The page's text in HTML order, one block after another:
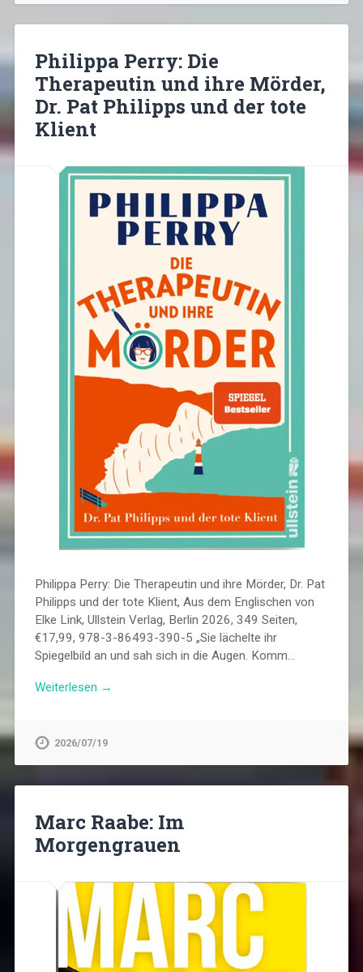
Philippa Perry: Die
Therapeutin und ihre Mörder,
Dr. Pat Philipps und der tote
Klient
Philippa Perry: Die Therapeutin und ihre Mörder, Dr. Pat
Philipps und der tote Klient, Aus dem Englischen von
Elke Link, Ullstein Verlag, Berlin 2026, 349 Seiten,
€17,99, 978-3-86493-390-5 „Sie lächelte ihr
Spiegelbild an und sah sich in die Augen. Komm…
Weiterlesen →
2026/07/19
Marc Raabe: Im
Morgengrauen